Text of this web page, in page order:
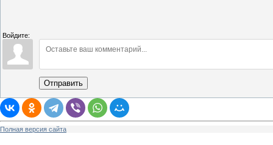
Войдите:
Отправить
Полная версия сайта